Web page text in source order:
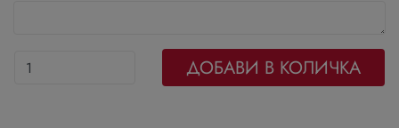
ДОБАВИ В КОЛИЧКА